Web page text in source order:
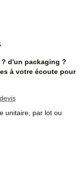
d'un packaging ?
à votre écoute pour
unitaire, par lot ou